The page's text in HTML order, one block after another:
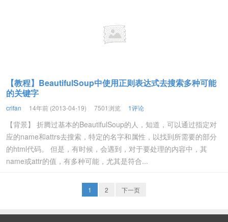
【教程】BeautifulSoup中使用正则表达式去搜索多种可能
的关键字
crifan 14年前 (2013-04-19) 7501浏览 1评论
【背景】 折腾过基本的BeautifulSoup的人，知道，可以通过指定对
应的name和attrs去搜索，特定的名字和属性，以找到所需要的部分
的html代码。 但是，有时候，会遇到，对于要处理的内容中，其
name或attr的值，有多种可能，尤其是符合...
1 2 下一页